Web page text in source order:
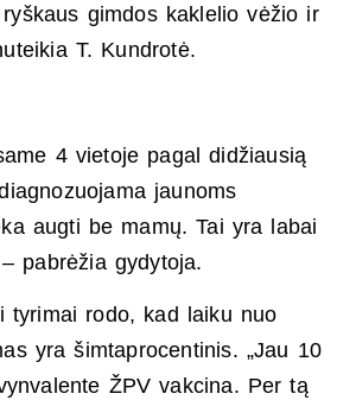
gimdos kaklelio vėžio ir
T. Kundrotė.
4 vietoje pagal didžiausią
jaunoms
augti be mamų. Tai yra labai
pabrėžia gydytoja.
tyrimai rodo, kad laiku nuo
yra šimtaprocentinis. „Jau 10
ŽPV vakcina. Per tą